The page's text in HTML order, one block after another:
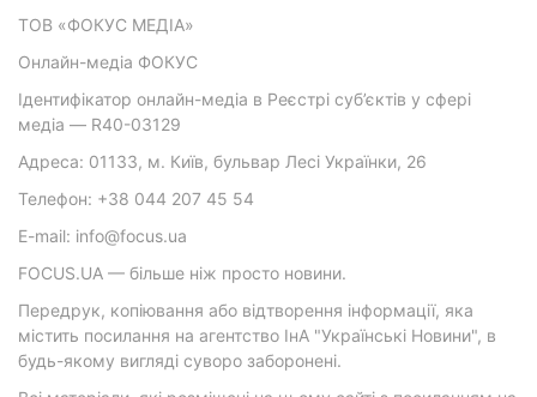
ТОВ «ФОКУС МЕДІА»
Онлайн-медіа ФОКУС
Ідентифікатор онлайн-медіа в Реєстрі суб’єктів у сфері
медіа — R40-03129
Адреса: 01133, м. Київ, бульвар Лесі Українки, 26
Телефон: +38 044 207 45 54
E-mail: info@focus.ua
FOCUS.UA — більше ніж просто новини.
Передрук, копіювання або відтворення інформації, яка
містить посилання на агентство ІнА "Українські Новини", в
будь-якому вигляді суворо заборонені.